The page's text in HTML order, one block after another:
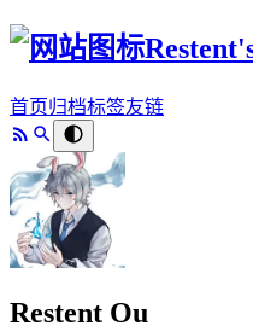
首页归档标签友链
Restent Ou